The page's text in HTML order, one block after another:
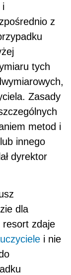
i
z
tych
Zasady
metod i
innego
dyrektor
dla
resort zdaje
i nie